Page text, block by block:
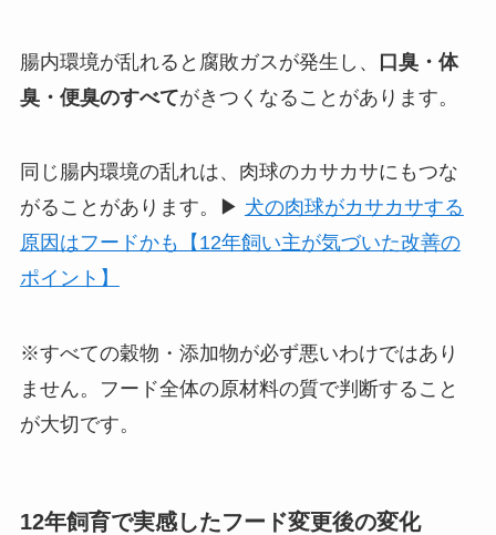
腸内環境が乱れると腐敗ガスが発生し、
口臭・体
臭・便臭のすべてがきつくなることがあります。
同じ腸内環境の乱れは、肉球のカサカサにもつな
がることがあります。▶ 犬の肉球がカサカサする
原因はフードかも【12年飼い主が気づいた改善の
ポイント】
※すべての穀物・添加物が必ず悪いわけではあり
ません。フード全体の原材料の質で判断すること
が大切です。
12年飼育で実感したフード変更後の変化